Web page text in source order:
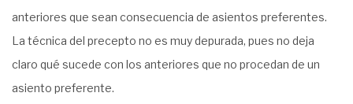
anteriores que sean consecuencia de asientos preferentes.
La técnica del precepto no es muy depurada, pues no deja
claro qué sucede con los anteriores que no procedan de un
asiento preferente.